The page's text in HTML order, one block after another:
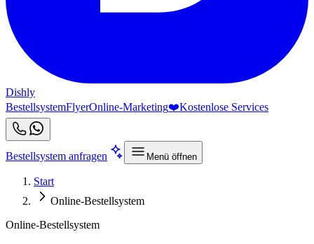
Dishly
BestellsystemFlyerOnline-Marketing❤️Kostenlose Services
Bestellsystem anfragen Menü öffnen
Start
Online-Bestellsystem
Online-Bestellsystem